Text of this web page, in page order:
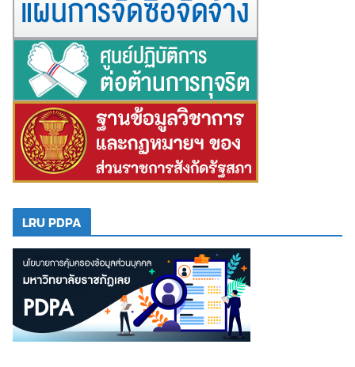
LRU PDPA